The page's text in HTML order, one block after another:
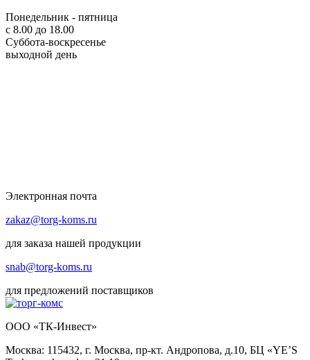
Понедельник - пятница
с 8.00 до 18.00
Суббота-воскресенье
выходной день
Электронная почта
zakaz@torg-koms.ru
для заказа нашей продукции
snab@torg-koms.ru
для предложений поставщиков
ООО «ТК-Инвест»
Москва: 115432, г. Москва, пр-кт. Андропова, д.10, БЦ «YE’S